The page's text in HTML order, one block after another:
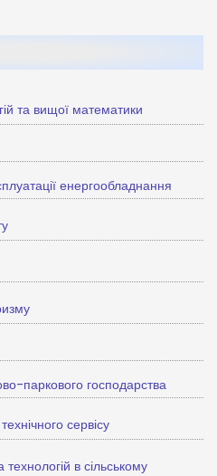
та вищої математики
енергообладнання
паркового господарства
сервісу
в сільському